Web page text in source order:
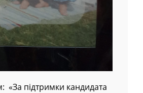
«За підтримки кандидата